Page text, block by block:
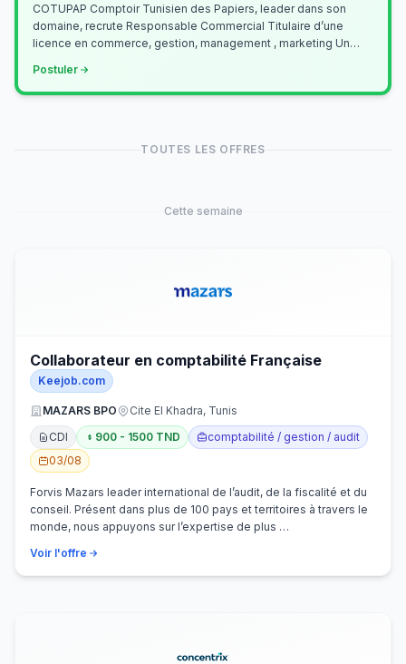
COTUPAP Comptoir Tunisien des Papiers, leader dans son
domaine, recrute Responsable Commercial Titulaire d’une
licence en commerce, gestion, management , marketing Un
Postuler
TOUTES LES OFFRES
Cette semaine
Collaborateur en comptabilité Française
Keejob.com
MAZARS BPO
Cite El Khadra, Tunis
CDI
900 - 1500 TND
comptabilité / gestion / audit
03/08
Forvis Mazars leader international de l’audit, de la fiscalité et du
conseil. Présent dans plus de 100 pays et territoires à travers le
monde, nous appuyons sur l’expertise de plus …
Voir l'offre